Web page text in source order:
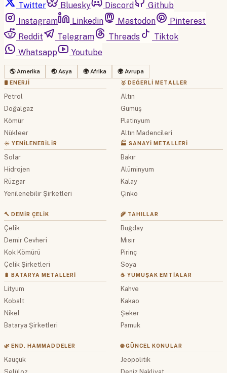
Twitter Bluesky Discord
Github
Instagram
Linkedin Mastodon
Pinterest
Reddit
Telegram Threads
Tiktok
Whatsapp
Youtube
🌎 Amerika 🌏 Asya 🌍 Afrika 🌍 Avrupa
🛢 ENERJI
Petrol
Doğalgaz
Kömür
Nükleer
☀️ YENILENEBILIR
Solar
Hidrojen
Rüzgar
Yenilenebilir Şirketleri
🥇 DEĞERLI METALLER
Altın
Gümüş
Platinyum
Altın Madencileri
🏭 SANAYI METALLERI
Bakır
Alüminyum
Kalay
Çinko
🔨 DEMIR ÇELIK
Çelik
Demir Cevheri
Kok Kömürü
Çelik Şirketleri
🔋 BATARYA METALLERI
Lityum
Kobalt
Nikel
Batarya Şirketleri
🌾 TAHILLAR
Buğday
Mısır
Pirinç
Soya
☕ YUMUŞAK EMTIALAR
Kahve
Kakao
Şeker
Pamuk
🌿 END. HAMMADDELER
Kauçuk
🌐 GÜNCEL KONULAR
Jeopolitik